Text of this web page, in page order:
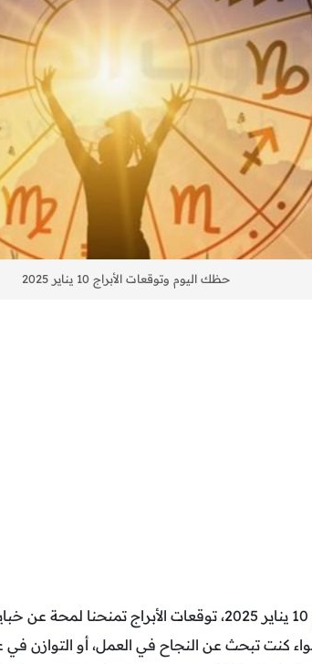
حظك اليوم وتوقعات الأبراج 10 يناير 2025
10 يناير 2025، توقعات الأبراج تمنحنا
كنت تبحث عن النجاح في العمل، أو التوازن